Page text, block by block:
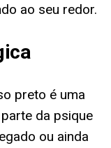
ao seu redor.
preto é uma
da psique
ou ainda